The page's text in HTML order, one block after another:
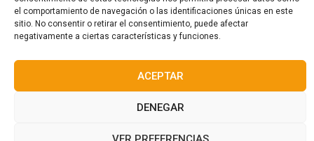
el comportamiento de navegación o las identificaciones únicas en este
sitio. No consentir o retirar el consentimiento, puede afectar
negativamente a ciertas características y funciones.
ACEPTAR
DENEGAR
© 2023 Todos los derechos reservados
Diseñado y fabricado en Barcelona